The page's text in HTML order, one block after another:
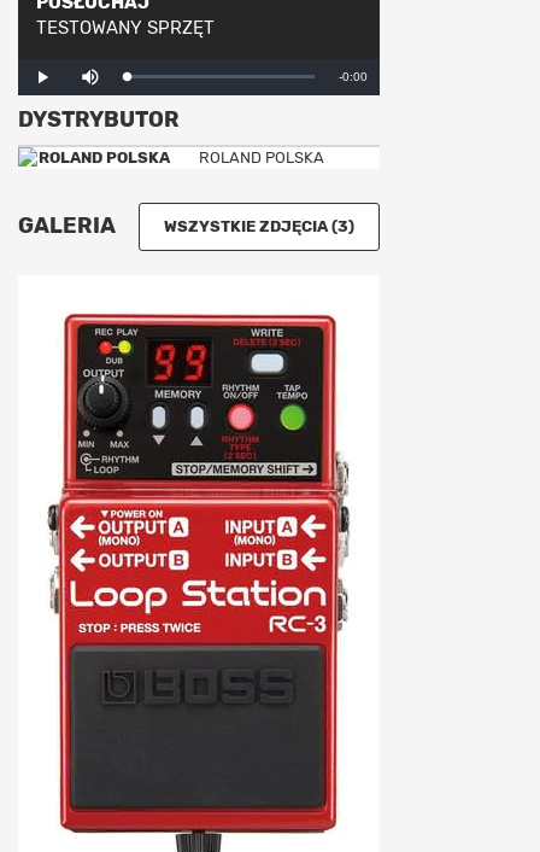
TESTOWANY SPRZĘT
Play
Loaded:
0%
Progress:
0%
Remaining
-0:00
DYSTRYBUTOR
ROLAND POLSKA
GALERIA WSZYSTKIE ZDJĘCIA (3)